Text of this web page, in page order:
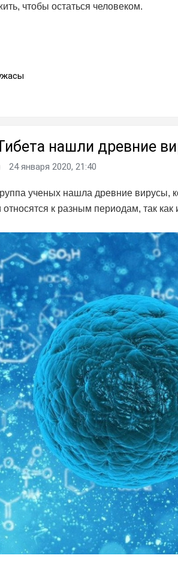
чтобы остаться человеком.
нашли древние
24 января 2020, 21:40
ученых нашла древние вирусы,
к разным периодам, так как